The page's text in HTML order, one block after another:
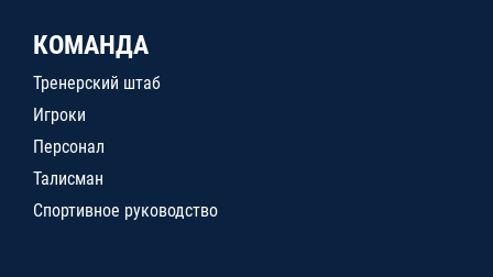
КОМАНДА
Тренерский штаб
Игроки
Персонал
Талисман
Спортивное руководство